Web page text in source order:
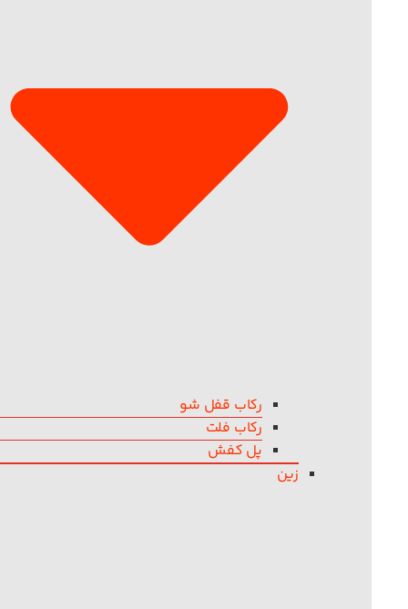
رکاب قفل شو
رکاب فلت
پل کفش
زین